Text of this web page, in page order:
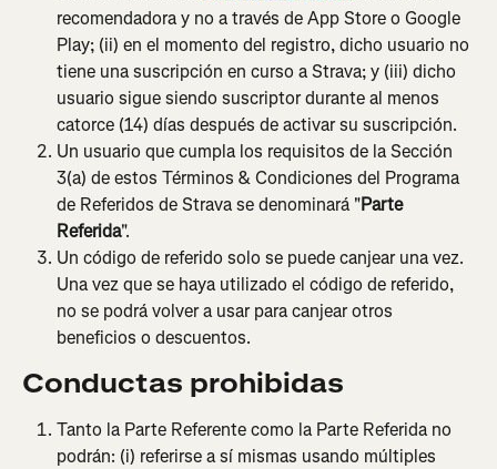
recomendadora y no a través de App Store o Google
Play; (ii) en el momento del registro, dicho usuario no
tiene una suscripción en curso a Strava; y (iii) dicho
usuario sigue siendo suscriptor durante al menos
catorce (14) días después de activar su suscripción.
Un usuario que cumpla los requisitos de la Sección
3(a) de estos Términos & Condiciones del Programa
de Referidos de Strava se denominará "Parte
Referida".
Un código de referido solo se puede canjear una vez.
Una vez que se haya utilizado el código de referido,
no se podrá volver a usar para canjear otros
beneficios o descuentos.
Conductas prohibidas
Tanto la Parte Referente como la Parte Referida no
podrán: (i) referirse a sí mismas usando múltiples